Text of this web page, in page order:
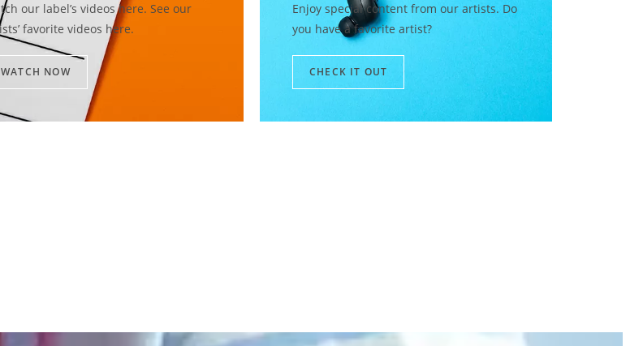
our label’s videos here. See our
favorite videos here.
WATCH NOW
Enjoy special content from our artists. Do
you have a favorite artist?
CHECK IT OUT